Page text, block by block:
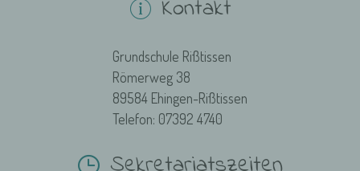
Kontakt
Grundschule Rißtissen
Römerweg 38
89584 Ehingen-Rißtissen
Telefon: 07392 4740